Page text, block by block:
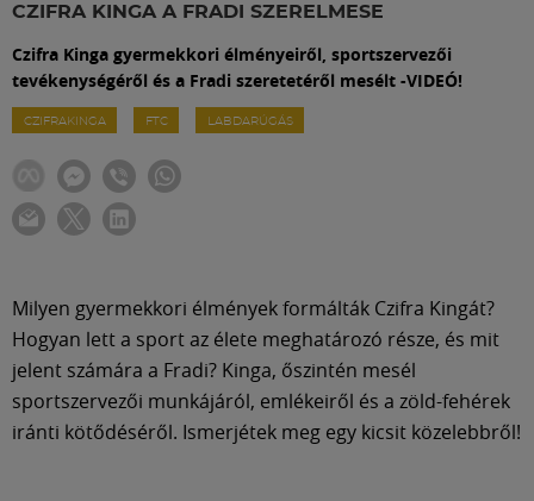
CZIFRA KINGA A FRADI SZERELMESE
Czifra Kinga gyermekkori élményeiről, sportszervezői
tevékenységéről és a Fradi szeretetéről mesélt -VIDEÓ!
CZIFRAKINGA FTC LABDARÚGÁS
Milyen gyermekkori élmények formálták Czifra Kingát?
Hogyan lett a sport az élete meghatározó része, és mit
jelent számára a Fradi? Kinga, őszintén mesél
sportszervezői munkájáról, emlékeiről és a zöld-fehérek
iránti kötődéséről. Ismerjétek meg egy kicsit közelebbről!
Szakosztályok
Meccscenter
Klub
Shop
Közösség